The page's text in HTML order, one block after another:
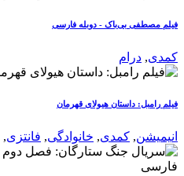
فیلم مصطفی بی‌باک - دوبله فارسی
کمدی, درام
فیلم رامبل: داستان هیولای قهرمان
انیمیشن, کمدی, خانوادگی, فانتزی,